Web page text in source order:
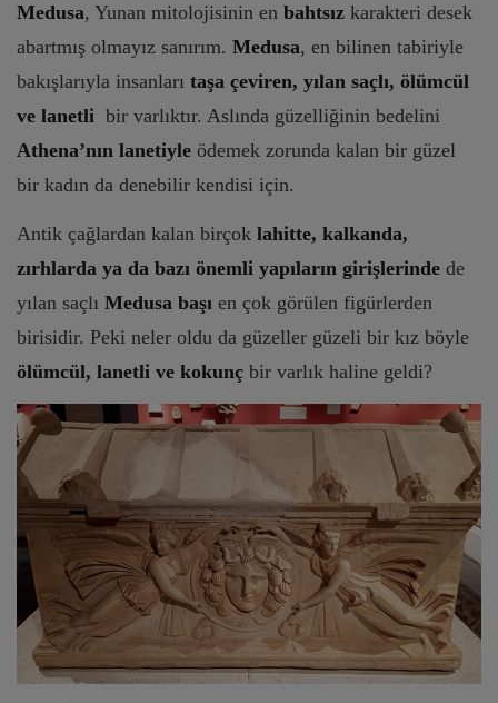
Medusa, Yunan mitolojisinin en bahtsız karakteri desek
abartmış olmayız sanırım. Medusa, en bilinen tabiriyle
bakışlarıyla insanları taşa çeviren, yılan saçlı, ölümcül
ve lanetli bir varlıktır. Aslında güzelliğinin bedelini
Athena’nın lanetiyle ödemek zorunda kalan bir güzel
bir kadın da denebilir kendisi için.
Antik çağlardan kalan birçok lahitte, kalkanda,
zırhlarda ya da bazı önemli yapıların girişlerinde de
yılan saçlı Medusa başı en çok görülen figürlerden
birisidir. Peki neler oldu da güzeller güzeli bir kız böyle
ölümcül, lanetli ve kokunç bir varlık haline geldi?